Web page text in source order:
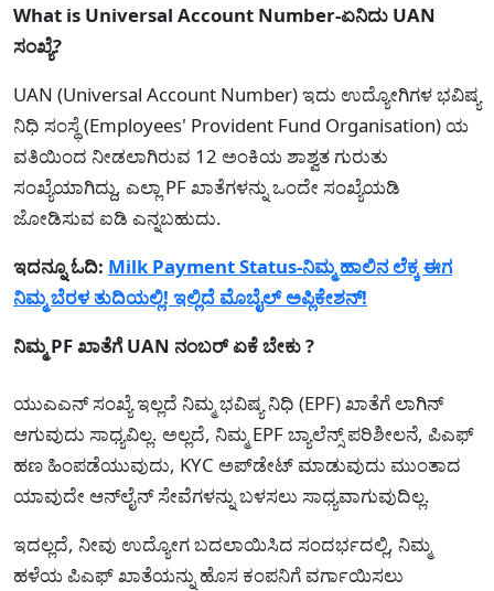
What is Universal Account Number-ಏನಿದು UAN
ಸಂಖ್ಯೆ?
UAN (Universal Account Number) ಇದು ಉದ್ಯೋಗಿಗಳ ಭವಿಷ್ಯ
ನಿಧಿ ಸಂಸ್ಥೆ (Employees' Provident Fund Organisation) ಯ
ವತಿಯಿಂದ ನೀಡಲಾಗಿರುವ 12 ಅಂಕಿಯ ಶಾಶ್ವತ ಗುರುತು
ಸಂಖ್ಯೆಯಾಗಿದ್ದು, ಎಲ್ಲಾ PF ಖಾತೆಗಳನ್ನು ಒಂದೇ ಸಂಖ್ಯೆಯಡಿ
ಜೋಡಿಸುವ ಐಡಿ‌ ಎನ್ನಬಹುದು.
ಇದನ್ನೂ ಓದಿ: Milk Payment Status-ನಿಮ್ಮ ಹಾಲಿನ ಲೆಕ್ಕ ಈಗ
ನಿಮ್ಮ ಬೆರಳ ತುದಿಯಲ್ಲಿ! ಇಲ್ಲಿದೆ ಮೊಬೈಲ್ ಅಪ್ಲಿಕೇಶನ್!
ನಿಮ್ಮ PF ಖಾತೆಗೆ UAN ನಂಬರ್ ಏಕೆ ಬೇಕು ?
ಯುಎಎನ್ ಸಂಖ್ಯೆ ಇಲ್ಲದೆ ನಿಮ್ಮ ಭವಿಷ್ಯ ನಿಧಿ (EPF) ಖಾತೆಗೆ ಲಾಗಿನ್
ಆಗುವುದು ಸಾಧ್ಯವಿಲ್ಲ. ಅಲ್ಲದೆ, ನಿಮ್ಮ EPF ಬ್ಯಾಲೆನ್ಸ್ ಪರಿಶೀಲನೆ, ಪಿಎಫ್
ಹಣ ಹಿಂಪಡೆಯುವುದು, KYC ಅಪ್‌ಡೇಟ್ ಮಾಡುವುದು ಮುಂತಾದ
ಯಾವುದೇ ಆನ್‌ಲೈನ್ ಸೇವೆಗಳನ್ನು ಬಳಸಲು ಸಾಧ್ಯವಾಗುವುದಿಲ್ಲ.
ಇದಲ್ಲದೆ, ನೀವು ಉದ್ಯೋಗ ಬದಲಾಯಿಸಿದ ಸಂದರ್ಭದಲ್ಲಿ, ನಿಮ್ಮ
ಹಳೆಯ ಪಿಎಫ್ ಖಾತೆಯನ್ನು ಹೊಸ ಕಂಪನಿಗೆ ವರ್ಗಾಯಿಸಲು